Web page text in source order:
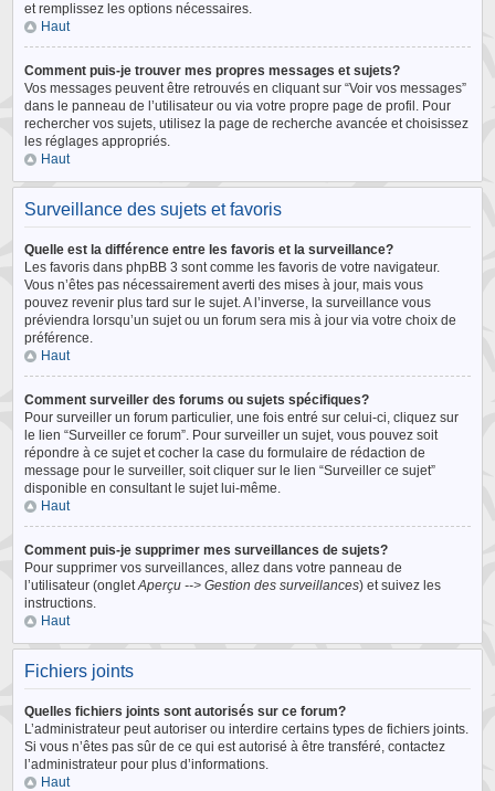
et remplissez les options nécessaires.
Haut
Comment puis-je trouver mes propres messages et sujets?
Vos messages peuvent être retrouvés en cliquant sur “Voir vos messages”
dans le panneau de l’utilisateur ou via votre propre page de profil. Pour
rechercher vos sujets, utilisez la page de recherche avancée et choisissez
les réglages appropriés.
Haut
Surveillance des sujets et favoris
Quelle est la différence entre les favoris et la surveillance?
Les favoris dans phpBB 3 sont comme les favoris de votre navigateur.
Vous n’êtes pas nécessairement averti des mises à jour, mais vous
pouvez revenir plus tard sur le sujet. A l’inverse, la surveillance vous
préviendra lorsqu’un sujet ou un forum sera mis à jour via votre choix de
préférence.
Haut
Comment surveiller des forums ou sujets spécifiques?
Pour surveiller un forum particulier, une fois entré sur celui-ci, cliquez sur
le lien “Surveiller ce forum”. Pour surveiller un sujet, vous pouvez soit
répondre à ce sujet et cocher la case du formulaire de rédaction de
message pour le surveiller, soit cliquer sur le lien “Surveiller ce sujet”
disponible en consultant le sujet lui-même.
Haut
Comment puis-je supprimer mes surveillances de sujets?
Pour supprimer vos surveillances, allez dans votre panneau de
l’utilisateur (ongletAperçu --> Gestion des surveillances) et suivez les
instructions.
Haut
Fichiers joints
Quelles fichiers joints sont autorisés sur ce forum?
L’administrateur peut autoriser ou interdire certains types de fichiers joints.
Si vous n’êtes pas sûr de ce qui est autorisé à être transféré, contactez
l’administrateur pour plus d’informations.
Haut